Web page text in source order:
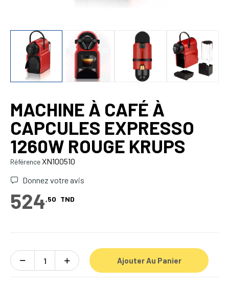
MACHINE À CAFÉ À
CAPCULES EXPRESSO
1260W ROUGE KRUPS
RéférenceXN100510
Donnez votre avis
524,50 TND
Ajouter Au Panier